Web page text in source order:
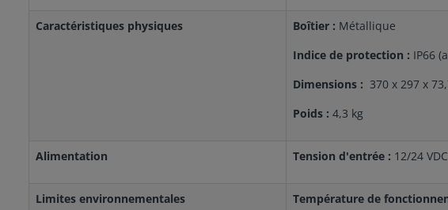
Caractéristiques physiques Boîtier : Métallique
Indice de protection : IP66
Dimensions : 370 x 297 x
Poids : 4,3 kg
Alimentation Tension d'entrée : 12/24 VDC
Limites environnementales Température de